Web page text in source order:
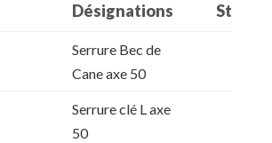
Désignations
Serrure Bec de
Cane axe 50
Serrure clé L axe
50